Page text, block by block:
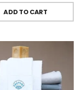
ADD TO CART